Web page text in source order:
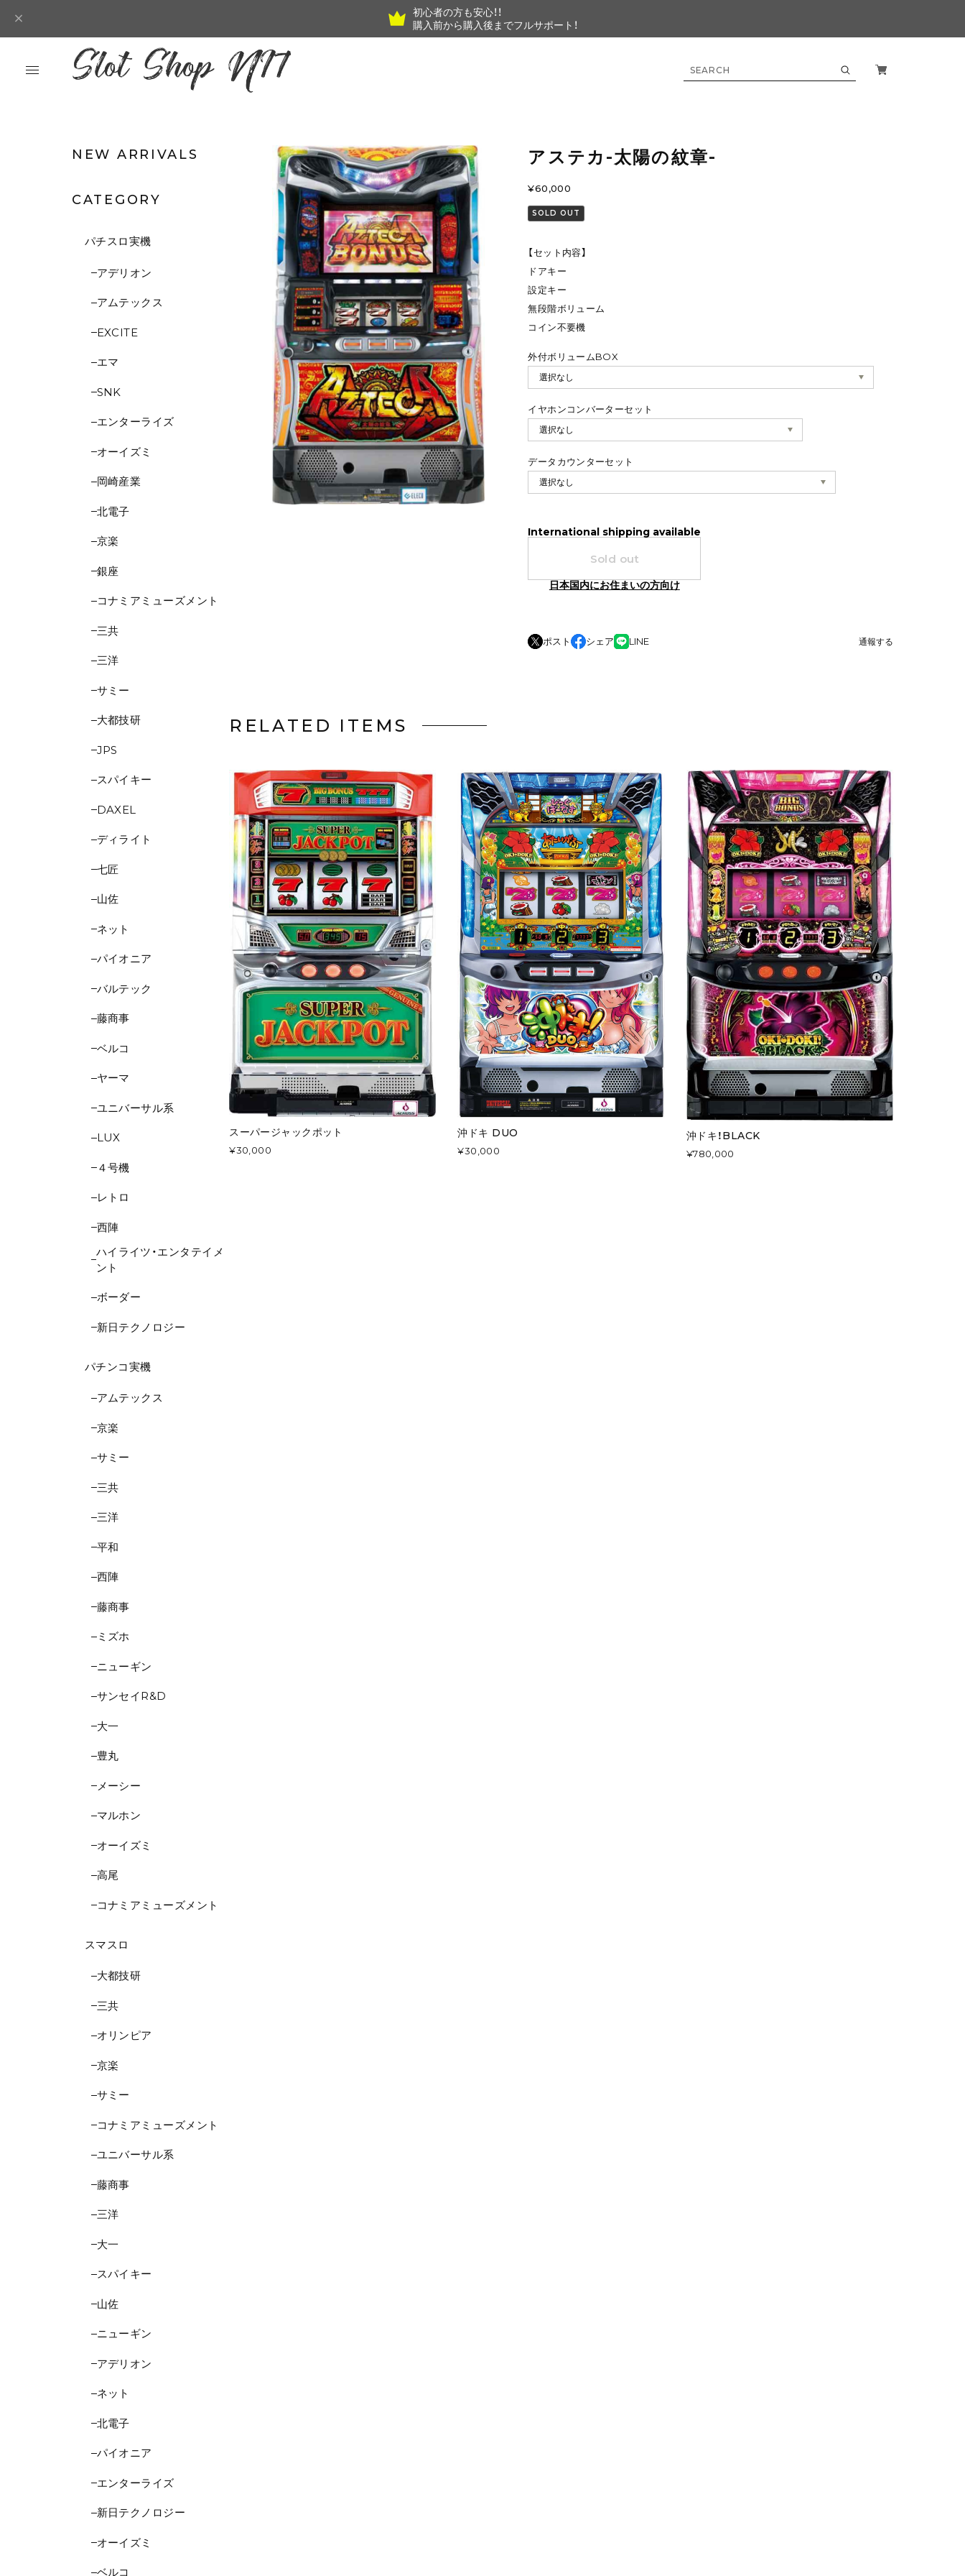
初心者の方も安心！！
購入前から購入後までフルサポート！
NEW ARRIVALS
CATEGORY
パチスロ実機
アデリオン
アムテックス
EXCITE
エマ
SNK
エンターライズ
オーイズミ
岡崎産業
北電子
京楽
銀座
コナミアミューズメント
三共
三洋
サミー
大都技研
JPS
スパイキー
DAXEL
ディライト
七匠
山佐
ネット
パイオニア
バルテック
藤商事
ベルコ
ヤーマ
ユニバーサル系
LUX
４号機
レトロ
西陣
ハイライツ・エンタテイメ
ント
ボーダー
新日テクノロジー
パチンコ実機
アムテックス
京楽
サミー
三共
三洋
平和
西陣
藤商事
ミズホ
ニューギン
サンセイR&D
大一
豊丸
メーシー
マルホン
オーイズミ
高尾
コナミアミューズメント
スマスロ
大都技研
三共
オリンピア
京楽
サミー
コナミアミューズメント
ユニバーサル系
藤商事
三洋
大一
スパイキー
山佐
ニューギン
アデリオン
ネット
北電子
パイオニア
エンターライズ
新日テクノロジー
オーイズミ
ベルコ
アステカ‐太陽の紋章‐
¥60,000
SOLD OUT
【セット内容】
ドアキー
設定キー
無段階ボリューム
コイン不要機
外付ボリュームBOX
イヤホンコンバーターセット
データカウンターセット
International shipping available
Sold out
日本国内にお住まいの方向け
ポスト シェア LINE 通報する
RELATED ITEMS
スーパージャックポット
¥30,000
沖ドキ DUO
¥30,000
沖ドキ！BLACK
¥780,000